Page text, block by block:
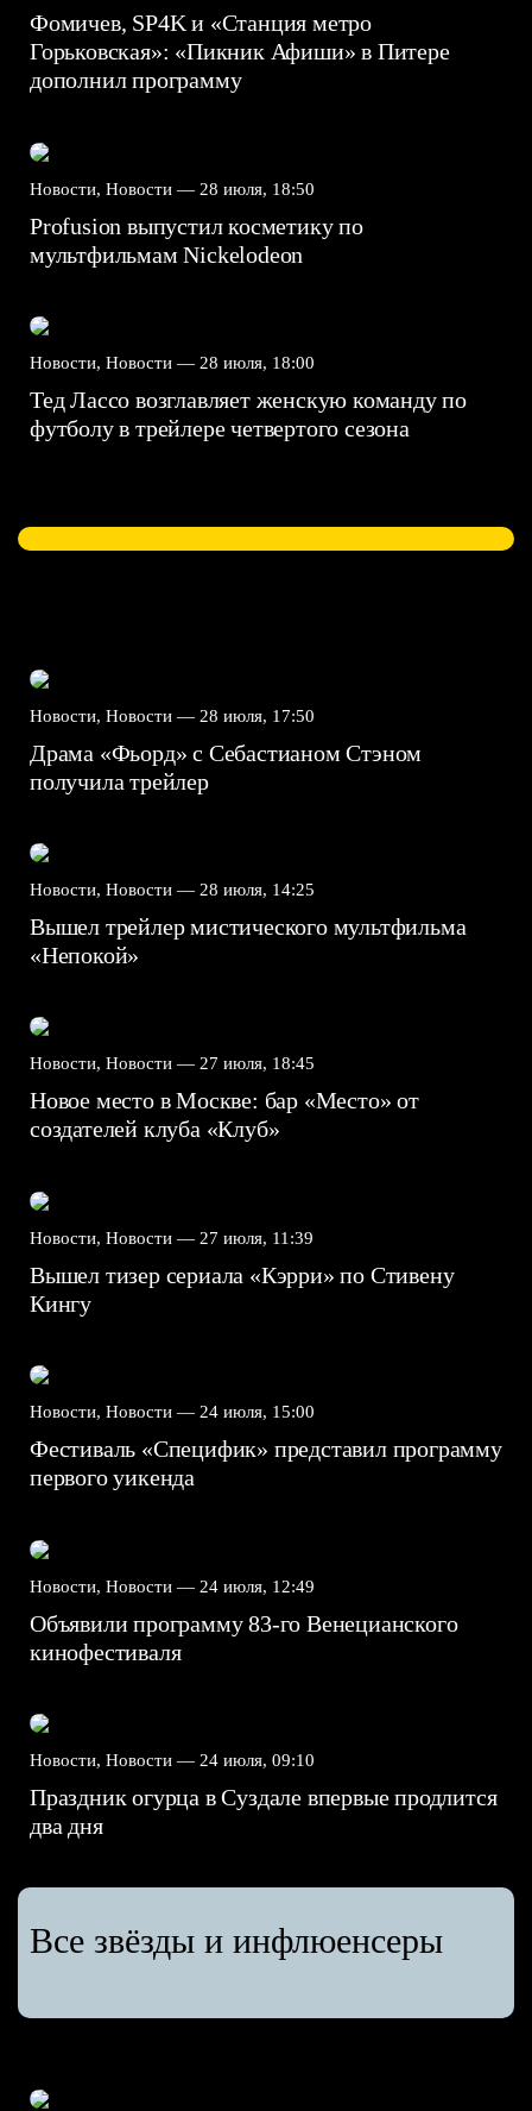
Фомичев, SP4K и «Станция метро
Горьковская»: «Пикник Афиши» в Питере
дополнил программу
Новости, Новости — 28 июля, 18:50
Profusion выпустил косметику по
мультфильмам Nickelodeon
Новости, Новости — 28 июля, 18:00
Тед Лассо возглавляет женскую команду по
футболу в трейлере четвертого сезона
Новости, Новости — 28 июля, 17:50
Драма «Фьорд» с Себастианом Стэном
получила трейлер
Новости, Новости — 28 июля, 14:25
Вышел трейлер мистического мультфильма
«Непокой»
Новости, Новости — 27 июля, 18:45
Новое место в Москве: бар «Место» от
создателей клуба «Клуб»
Новости, Новости — 27 июля, 11:39
Вышел тизер сериала «Кэрри» по Стивену
Кингу
Новости, Новости — 24 июля, 15:00
Фестиваль «Специфик» представил программу
первого уикенда
Новости, Новости — 24 июля, 12:49
Объявили программу 83-го Венецианского
кинофестиваля
Новости, Новости — 24 июля, 09:10
Праздник огурца в Суздале впервые продлится
два дня
Все звёзды и инфлюенсеры